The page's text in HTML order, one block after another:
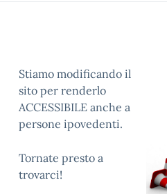
Stiamo modificando il
sito per renderlo
ACCESSIBILE anche a
persone ipovedenti.
Tornate presto a
trovarci!